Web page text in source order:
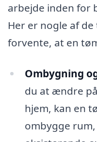
arbejde inden for
Her er nogle af
forvente, at en
Ombygning
du at ændre
hjem, kan en
ombygge